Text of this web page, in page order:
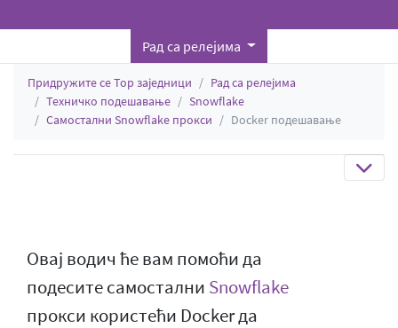
Рад са релејима
Придружите се Тор заједници
Рад са релејима
Техничко подешавање
Snowflake
Самостални Snowflake прокси
Docker подешавање
Овај водич ће вам помоћи да
подесите самостални Snowflake
прокси користећи Docker да